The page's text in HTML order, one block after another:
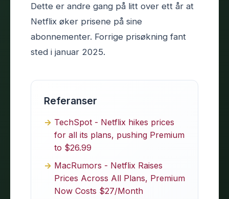
Dette er andre gang på litt over ett år at
Netflix øker prisene på sine
abonnementer. Forrige prisøkning fant
sted i januar 2025.
Referanser
TechSpot - Netflix hikes prices
for all its plans, pushing Premium
to $26.99
MacRumors - Netflix Raises
Prices Across All Plans, Premium
Now Costs $27/Month